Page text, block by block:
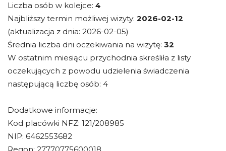
Liczba osób w kolejce: 4
Najbliższy termin możliwej wizyty: 2026-02-12
(aktualizacja z dnia: 2026-02-05)
Średnia liczba dni oczekiwania na wizytę: 32
W ostatnim miesiącu przychodnia skreśliła z listy
oczekujących z powodu udzielenia świadczenia
następującą liczbę osób: 4
Dodatkowe informacje:
Kod placówki NFZ: 121/208985
NIP: 6462553682